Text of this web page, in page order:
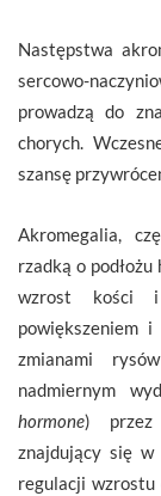
Następstwa
sercowo-
prowadzą do
chorych.
szansę
Akromegalia,
rzadką o
wzrost kości i
powiększeniem
zmianami
nadmiernym
hormone) przez
znajdujący się
regulacji wzrostu